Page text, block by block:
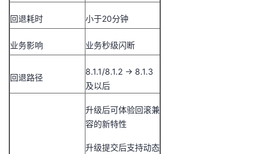
回退耗时 小于20分钟
业务影响 业务秒级闪断
回退路径
8.1.1/8.1.2 -> 8.1.3
及以后
升级后可体验回滚兼
容的新特性
升级提交后支持动态